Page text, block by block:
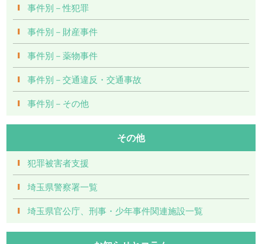
事件別－性犯罪
事件別－財産事件
事件別－薬物事件
事件別－交通違反・交通事故
事件別－その他
その他
犯罪被害者支援
埼玉県警察署一覧
埼玉県官公庁、刑事・少年事件関連施設一覧